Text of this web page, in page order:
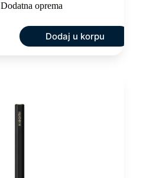
Dodatna oprema
Dodaj u korpu